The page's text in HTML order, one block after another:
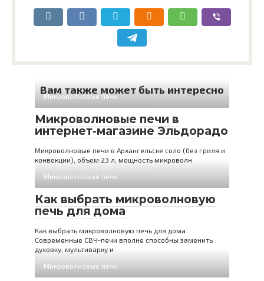
Вам также может быть интересно
Микроволновые печи
Микроволновые печи в
интернет-магазине Эльдорадо
Микроволновые печи в Архангельске соло (без гриля и
конвекции), объем 23 л, мощность микроволн
Микроволновые печи
Как выбрать микроволновую
печь для дома
Как выбрать микроволновую печь для дома
Современные СВЧ-печи вполне способны заменить
духовку, мультиварку и
Микроволновые печи